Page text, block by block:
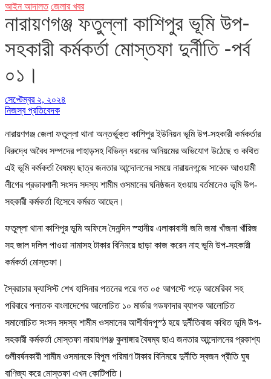
আইন আদালত জেলার খবর
নারায়ণগঞ্জ ফতুল্লা কাশিপুর ভূমি উপ-
সহকারী কর্মকর্তা মোস্তফা দুর্নীতি -পর্ব
০১।
সেপ্টেম্বর ২, ২০২৪
নিজস্ব প্রতিবেদক
নারায়ণগঞ্জ জেলা ফতুল্লা থানা অন্তর্ভুক্ত কাশিপুর ইউনিয়ন ভূমি উপ-সহকারী কর্মকর্তার
বিরুদ্ধে অবৈধ সম্পদের পাহাড়সহ বিভিন্ন ধরনের অনিয়মের অভিযোগ উঠেছে ও কথিত
এই ভূমি কর্মকর্তা বৈষম্য ছাত্র জনতার আন্দোলনের সময়ে নারায়নগন্জে সাবেক আওয়ামী
লীগের প্রভাবশালী সংসদ সদস্য শামীম ওসমানের ঘনিষ্ঠজন হওয়ায় বর্তমানেও ভূমি উপ-
সহকারী কর্মকর্তা হিসেবে কর্মরত আছেন।
ফতুল্লা থানা কাশিপুর ভূমি অফিসে দৈনন্দিন স্হানীয় এলাকাবাসী জমি জমা খাঁজনা খাঁরিজ
সহ জাল দলিল পাওয়া নামাসহ টাকার বিনিময়ে ছাড়া কাজ করেন নাহ ভূমি উপ-সহকারী
কর্মকর্তা মোস্তফা।
স্বৈরাচার ফ্যাসিস্ট শেখ হাসিনার পতনের পরে গত ০৫ আগস্টে পড়ে আমেরিকা সহ
পরিবারে পলাতক বাংলাদেশের আলোচিত ১০ মার্ডার গডফাদার ব্যাপক আলোচিত
সমালোচিত সংসদ সদস্য শামীম ওসমানের আশীর্বাদপুস্ঠ হয়ে দুর্নীতিবাজ কথিত ভূমি উপ-
সহকারী কর্মকর্তা মোস্তফা নারায়ণগঞ্জ কুলাঙ্গার বৈষম্য ছাএ জনতার আন্দোলনের প্রকাশ্য
গুলীবর্ষনকারী শামীম ওসমানকে বিপুল পরিমাণ টাকার বিনিময়ে দুর্নীতি স্বজন প্রীতি ঘুষ
বাণিজ্য করে মোস্তফা এখন কোটিপতি।